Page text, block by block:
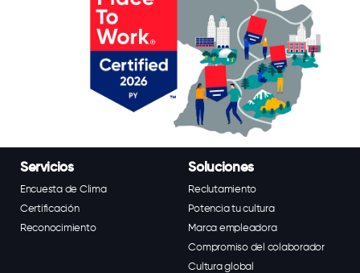
Servicios
Encuesta de Clima
Certificación
Reconocimiento
Soluciones
Reclutamiento
Potencia tu cultura
Marca empleadora
Compromiso del colaborador
Cultura global